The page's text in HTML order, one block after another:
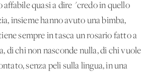
quasi a dire "credo in quello
insieme hanno avuto una bimba,
sempre in tasca un rosario fatto a
di chi non nasconde nulla, di chi vuole
senza peli sulla lingua, in una